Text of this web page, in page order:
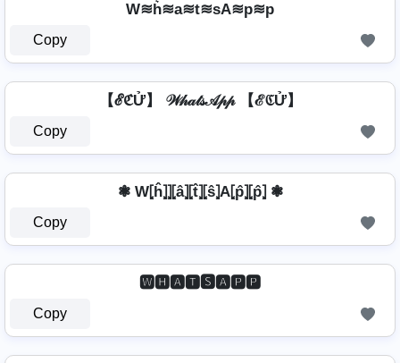
W≋h͛≋a≋t≋sA≋p≋p
Copy
【ℰℭỬ】 𝒲𝒽𝒶𝓉𝓈𝒜𝓅𝓅 【ℰℭỬ】
Copy
❃ W⦏ĥ⦎⦎⦏â⦎⦏t̂⦎⦏ŝ⦎A⦏p̂⦎⦏p̂⦎ ❃
Copy
🆆🅷🅰🆃🆂🅰🅿🅿
Copy